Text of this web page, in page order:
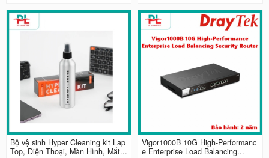
Bộ vệ sinh Hyper Cleaning kit Lap
Top, Điện Thoại, Màn Hình, Mắt...
Vigor1000B 10G High-Performanc
e Enterprise Load Balancing...